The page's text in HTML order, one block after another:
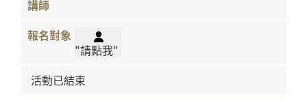
"請點我"
活動已結束